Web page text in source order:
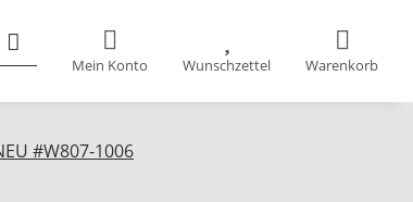
Mein Konto Wunschzettel Warenkorb
#W807-1006